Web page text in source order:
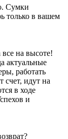
Сумки
только в вашем
на высоте!
актуальные
работать
счет, идут на
в ходе
и